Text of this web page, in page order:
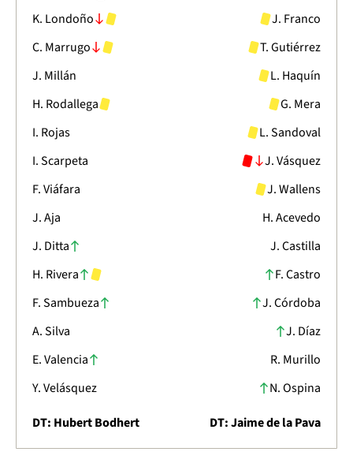
K. Londoño
C. Marrugo
J. Millán
H. Rodallega
I. Rojas
I. Scarpeta
F. Viáfara
J. Aja
J. Ditta
H. Rivera
F. Sambueza
A. Silva
E. Valencia
Y. Velásquez
J. Franco
T. Gutiérrez
L. Haquín
G. Mera
L. Sandoval
J. Vásquez
J. Wallens
H. Acevedo
J. Castilla
F. Castro
J. Córdoba
J. Díaz
R. Murillo
N. Ospina
DT: Hubert Bodhert
DT: Jaime de la Pava